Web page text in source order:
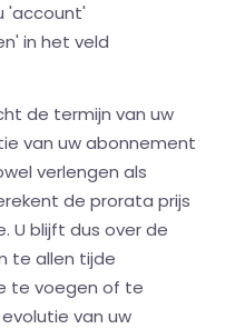
'account'
in het veld
de termijn van uw
van uw abonnement
verlengen als
de prorata prijs
U blijft dus over de
te allen tijde
te voegen of te
van uw